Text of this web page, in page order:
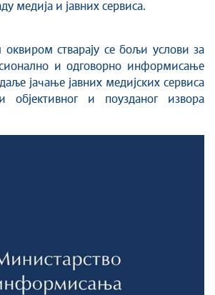
медија и јавних сервиса.
стварају се бољи услови за
и одговорно информисање
јачање јавних медијских сервиса
објективног и поузданог извора